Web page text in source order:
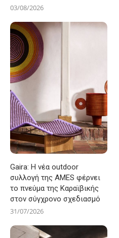
03/08/2026
Gaira: Η νέα outdoor
συλλογή της AMES φέρνει
το πνεύμα της Καραϊβικής
στον σύγχρονο σχεδιασμό
31/07/2026